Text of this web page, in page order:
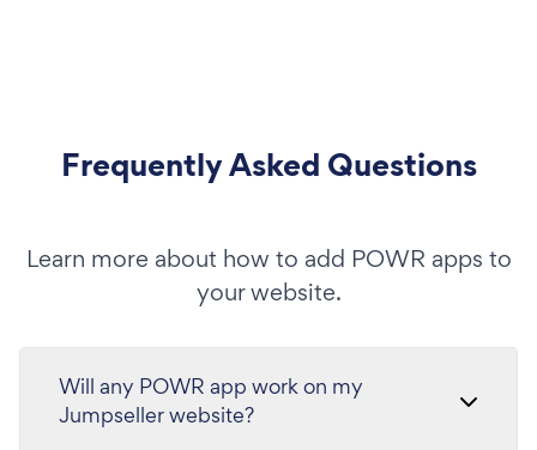
Frequently Asked Questions
Learn more about how to add POWR apps to
your website.
Will any POWR app work on my
Jumpseller website?